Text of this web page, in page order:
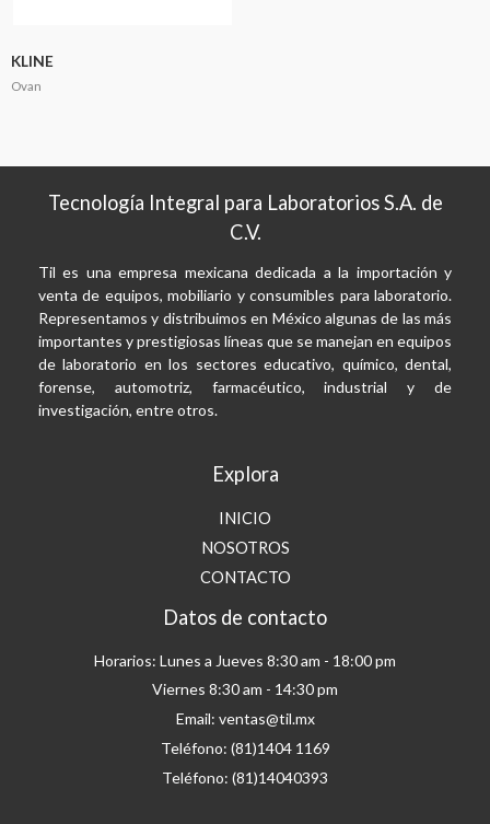
KLINE
Ovan
Tecnología Integral para Laboratorios S.A. de
C.V.
Til es una empresa mexicana dedicada a la importación y
venta de equipos, mobiliario y consumibles para laboratorio.
Representamos y distribuimos en México algunas de las más
importantes y prestigiosas líneas que se manejan en equipos
de laboratorio en los sectores educativo, químico, dental,
forense, automotriz, farmacéutico, industrial y de
investigación, entre otros.
Explora
INICIO
NOSOTROS
CONTACTO
Datos de contacto
Horarios: Lunes a Jueves 8:30 am - 18:00 pm
Viernes 8:30 am - 14:30 pm
Email: ventas@til.mx
Teléfono: (81)1404 1169
Teléfono: (81)14040393